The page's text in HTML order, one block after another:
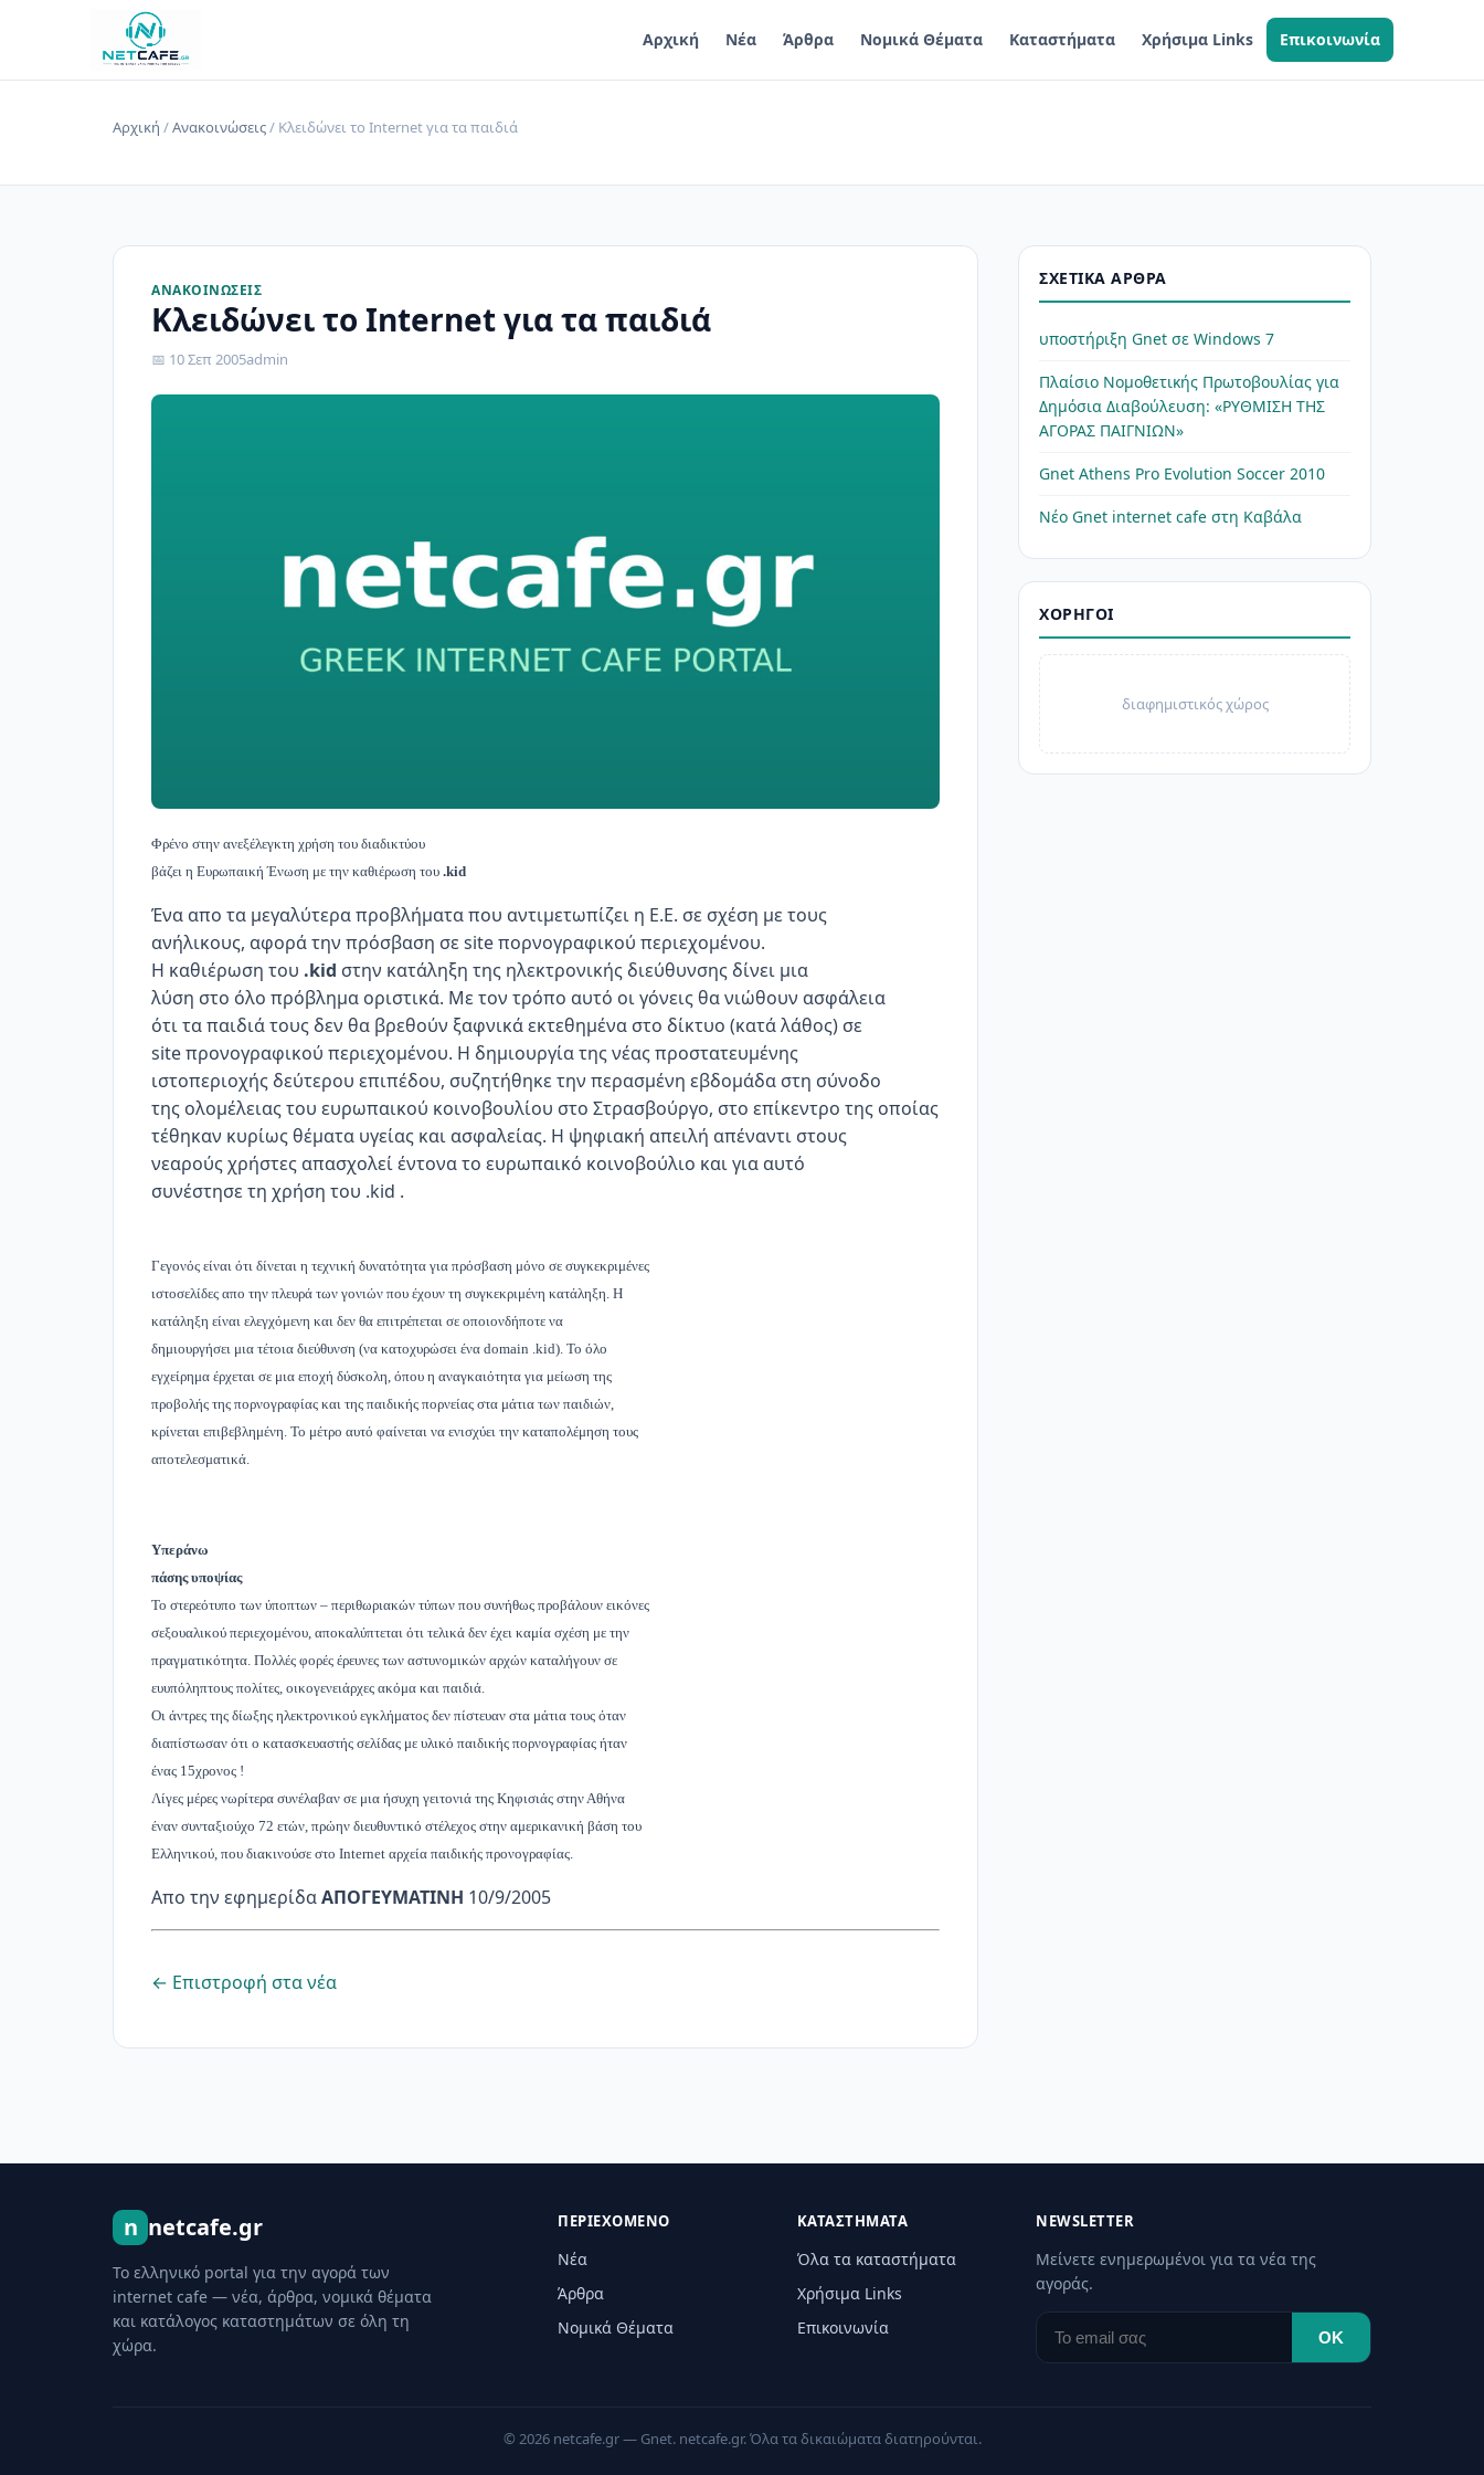
Αρχική Νέα Άρθρα Νομικά Θέματα Καταστήματα Χρήσιμα Links Επικοινωνία
Αρχική /Ανακοινώσεις/ Κλειδώνει το Internet για τα παιδιά
ΑΝΑΚΟΙΝΏΣΕΙΣ
Κλειδώνει το Internet για τα παιδιά
📅 10 Σεπ 2005admin
Φρένο στην ανεξέλεγκτη χρήση του διαδικτύου
βάζει η Ευρωπαική Ένωση με την καθιέρωση του .kid
Ένα απο τα μεγαλύτερα προβλήματα που αντιμετωπίζει η Ε.Ε. σε σχέση με τους
ανήλικους, αφορά την πρόσβαση σε site πορνογραφικού περιεχομένου.
Η καθιέρωση του .kid στην κατάληξη της ηλεκτρονικής διεύθυνσης δίνει μια
λύση στο όλο πρόβλημα οριστικά. Με τον τρόπο αυτό οι γόνεις θα νιώθουν ασφάλεια
ότι τα παιδιά τους δεν θα βρεθούν ξαφνικά εκτεθημένα στο δίκτυο (κατά λάθος) σε
site προνογραφικού περιεχομένου. Η δημιουργία της νέας προστατευμένης
ιστοπεριοχής δεύτερου επιπέδου, συζητήθηκε την περασμένη εβδομάδα στη σύνοδο
της ολομέλειας του ευρωπαικού κοινοβουλίου στο Στρασβούργο, στο επίκεντρο της οποίας
τέθηκαν κυρίως θέματα υγείας και ασφαλείας. Η ψηφιακή απειλή απέναντι στους
νεαρούς χρήστες απασχολεί έντονα το ευρωπαικό κοινοβούλιο και για αυτό
συνέστησε τη χρήση του .kid .
Γεγονός είναι ότι δίνεται η τεχνική δυνατότητα για πρόσβαση μόνο σε συγκεκριμένες
ιστοσελίδες απο την πλευρά των γονιών που έχουν τη συγκεκριμένη κατάληξη. Η
κατάληξη είναι ελεγχόμενη και δεν θα επιτρέπεται σε οποιονδήποτε να
δημιουργήσει μια τέτοια διεύθυνση (να κατοχυρώσει ένα domain .kid). Το όλο
εγχείρημα έρχεται σε μια εποχή δύσκολη, όπου η αναγκαιότητα για μείωση της
προβολής της πορνογραφίας και της παιδικής πορνείας στα μάτια των παιδιών,
κρίνεται επιβεβλημένη. Το μέτρο αυτό φαίνεται να ενισχύει την καταπολέμηση τους
αποτελεσματικά.
Υπεράνω
πάσης υποψίας
Το στερεότυπο των ύποπτων – περιθωριακών τύπων που συνήθως προβάλουν εικόνες
σεξουαλικού περιεχομένου, αποκαλύπτεται ότι τελικά δεν έχει καμία σχέση με την
πραγματικότητα. Πολλές φορές έρευνες των αστυνομικών αρχών καταλήγουν σε
ευυπόληπτους πολίτες, οικογενειάρχες ακόμα και παιδιά.
Οι άντρες της δίωξης ηλεκτρονικού εγκλήματος δεν πίστευαν στα μάτια τους όταν
διαπίστωσαν ότι ο κατασκευαστής σελίδας με υλικό παιδικής πορνογραφίας ήταν
ένας 15χρονος !
Λίγες μέρες νωρίτερα συνέλαβαν σε μια ήσυχη γειτονιά της Κηφισιάς στην Αθήνα
έναν συνταξιούχο 72 ετών, πρώην διευθυντικό στέλεχος στην αμερικανική βάση του
Ελληνικού, που διακινούσε στο Internet αρχεία παιδικής προνογραφίας.
Απο την εφημερίδαΑΠΟΓΕΥΜΑΤΙΝΗ 10/9/2005
← Επιστροφή στα νέα
ΣΧΕΤΙΚΆ ΆΡΘΡΑ
υποστήριξη Gnet σε Windows 7
Πλαίσιο Νομοθετικής Πρωτοβουλίας για
Δημόσια Διαβούλευση: «ΡΥΘΜΙΣΗ ΤΗΣ
ΑΓΟΡΑΣ ΠΑΙΓΝΙΩΝ»
Gnet Athens Pro Evolution Soccer 2010
Νέο Gnet internet cafe στη Καβάλα
ΧΟΡΗΓΟΊ
διαφημιστικός χώρος
n netcafe.gr
Το ελληνικό portal για την αγορά των
internet cafe — νέα, άρθρα, νομικά θέματα
και κατάλογος καταστημάτων σε όλη τη
χώρα.
ΠΕΡΙΕΧΌΜΕΝΟ
Νέα
Άρθρα
Νομικά Θέματα
ΚΑΤΑΣΤΉΜΑΤΑ
Όλα τα καταστήματα
Χρήσιμα Links
Επικοινωνία
NEWSLETTER
Μείνετε ενημερωμένοι για τα νέα της
αγοράς.
OK
© 2026 netcafe.gr — Gnet. netcafe.gr. Όλα τα δικαιώματα διατηρούνται.